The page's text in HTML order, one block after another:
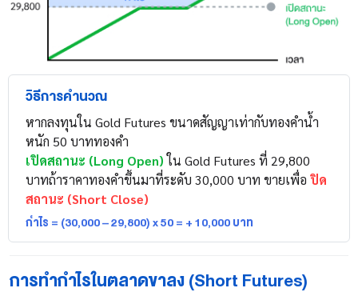
วิธีการคำนวณ
หากลงทุนใน Gold Futures ขนาดสัญญาเท่ากับทองคำน้ำ
หนัก 50 บาททองคำ
เปิดสถานะ (Long Open)ใน Gold Futures ที่ 29,800
บาทถ้าราคาทองคำขึ้นมาที่ระดับ 30,000 บาท ขายเพื่อ ปิด
สถานะ (Short Close)
กำไร = (30,000 – 29,800) x 50 = + 10,000 บาท
การทำกำไรในตลาดขาลง (Short Futures)